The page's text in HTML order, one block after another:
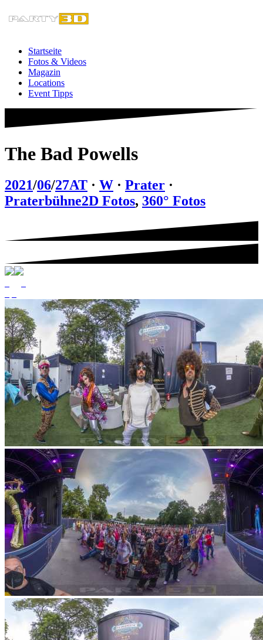
Inhalt
Startseite
Fotos & Videos
Magazin
Locations
Event Tipps
The Bad Powells
2021/06/27AT · W · Prater ·
Praterbühne2D Fotos, 360° Fotos